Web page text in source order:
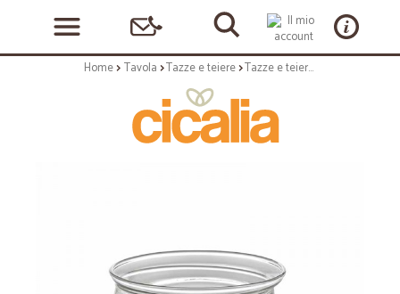
Home Tavola Tazze e teiere Tazze e teiere: Boto tazza con coperchio e filtro